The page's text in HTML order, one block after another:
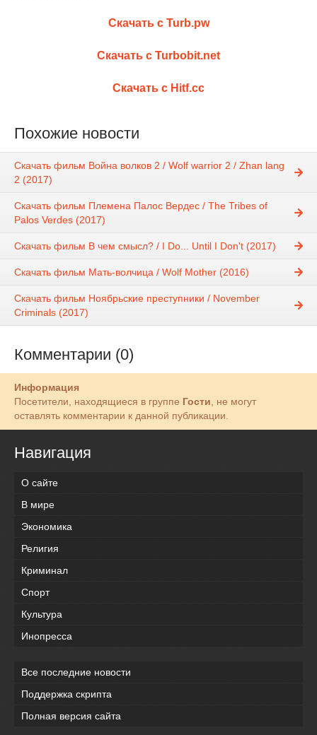
Скачать с Turb.pw
Скачать с Turbobit.net
Скачать с Hitf.cc
Похожие новости
Скачать фильм Война волков 2 / Wolf warrior 2 / Zhan lang
2 (2017)
Скачать фильм Племена Палос Вердес / The Tribes of
Palos Verdes (2017)
Скачать фильм В чем смысл? / I Do... Until I Don't (2017)
Скачать фильм Мать-волчица / Wolf Mother (2016)
Скачать фильм Ноябрьские преступники / November
Criminals (2017)
Комментарии (0)
Информация
Посетители, находящиеся в группе Гости, не могут
оставлять комментарии к данной публикации.
Навигация
О сайте
В мире
Экономика
Религия
Криминал
Спорт
Культура
Инопресса
Все последние новости
Поддержка скрипта
Полная версия сайта